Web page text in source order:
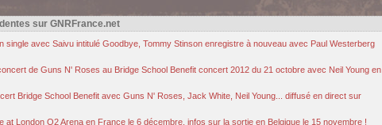
sur GNRFrance.net
single avec Saivu intitulé Goodbye, Tommy Stinson enregistre à nouveau avec Paul Westerberg
de Guns N' Roses au Bridge School Benefit concert 2012 du 21 octobre avec Neil Young en
Bridge School Benefit avec Guns N' Roses, Jack White, Neil Young... diffusé en direct sur
at London O2 Arena en France le 6 décembre, infos sur la sortie en Belgique le 15 novembre !